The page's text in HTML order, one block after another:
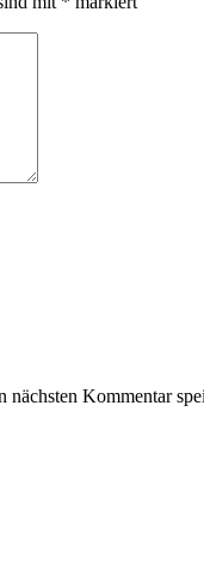
Kommentar